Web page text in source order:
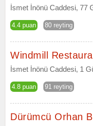
İsmet İnönü Caddesi, 77
4.4 puan 80 reyting
Windmill
İsmet İnönü Caddesi, 1
4.8 puan 91 reyting
Dürümcü Orhan